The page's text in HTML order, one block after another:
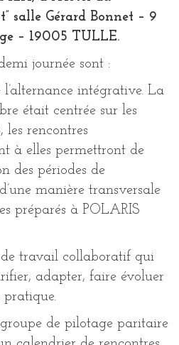
salle Gérard Bonnet – 9
– 19005 TULLE.
journée sont :
l’alternance intégrative. La
était centrée sur les
les rencontres
à elles permettront de
des périodes de
manière transversale
préparés à POLARIS
de travail collaboratif qui
adapter, faire évoluer
pratique.
de pilotage paritaire